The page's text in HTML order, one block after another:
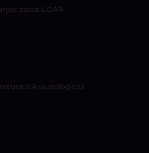
datos LiDAR
Arqueológicos